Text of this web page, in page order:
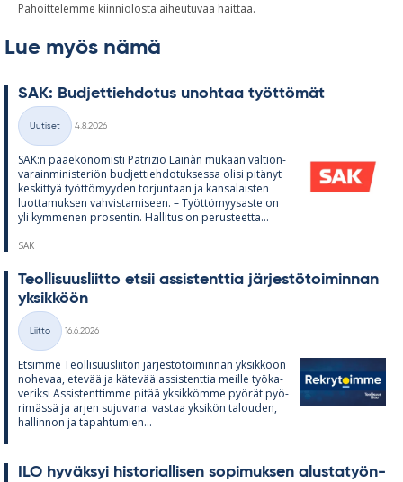
Pahoittelemme kiinniolosta aiheutuvaa haittaa.
Lue myös nämä
SAK: Bud­jet­tieh­do­tus unoh­taa työt­tö­mät
Kategoriat
Uutiset
4.8.2026
SAK:n pää­e­ko­no­misti Pat­rizio Lainàn mu­kaan val­tion­
va­rain­mi­nis­te­riön bud­jet­tieh­do­tuk­sessa olisi pi­tä­nyt
kes­kit­tyä työt­tö­myy­den tor­jun­taan ja kan­sa­lais­ten
luot­ta­muk­sen vah­vis­ta­mi­seen. – Työt­tö­myy­saste on
yli kym­me­nen pro­sen­tin. Hal­li­tus on pe­rus­teetta...
SAK
Teol­li­suus­liitto et­sii as­sis­tent­tia jär­jes­tö­toi­min­nan
yk­sik­köön
Kategoriat
Liitto
16.6.2026
Et­simme Teol­li­suus­lii­ton jär­jes­tö­toi­min­nan yk­sik­köön
no­he­vaa, ete­vää ja kä­te­vää as­sis­tent­tia meille työ­ka­
ve­riksi As­sis­tent­timme pi­tää yk­sik­kömme pyö­rät pyö­
ri­mässä ja ar­jen su­ju­vana: vas­taa yk­si­kön ta­lou­den,
hal­lin­non ja ta­pah­tu­mien...
ILO hy­väk­syi his­to­rial­li­sen so­pi­muk­sen alus­ta­työn­